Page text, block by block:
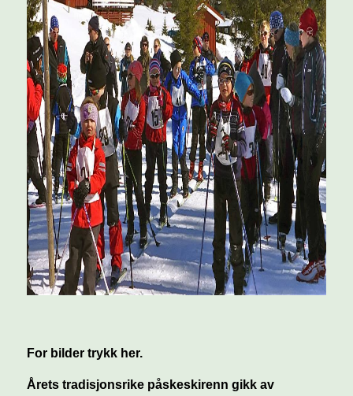
For bilder trykk her.
Årets tradisjonsrike påskeskirenn gikk av